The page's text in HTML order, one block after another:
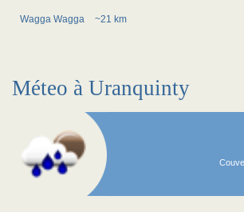
Wagga Wagga ~21 km
Méteo à Uranquinty